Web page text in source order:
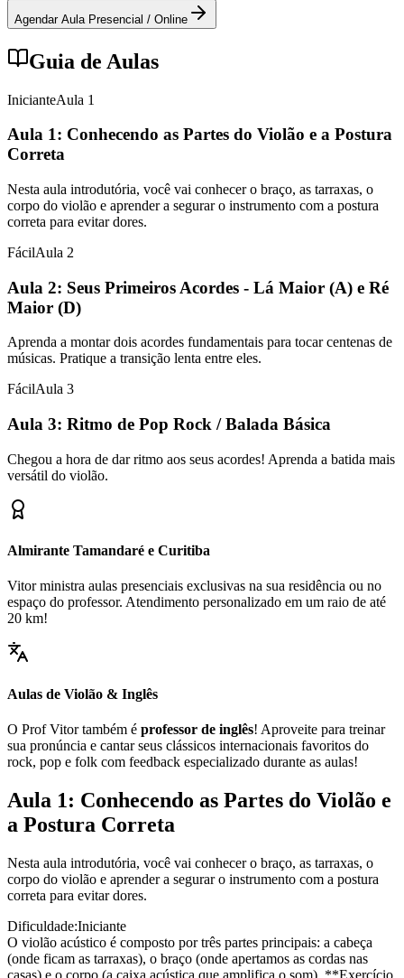
Agendar Aula Presencial / Online
Guia de Aulas
InicianteAula 1
Aula 1: Conhecendo as Partes do Violão e a Postura
Correta
Nesta aula introdutória, você vai conhecer o braço, as tarraxas, o
corpo do violão e aprender a segurar o instrumento com a postura
correta para evitar dores.
FácilAula 2
Aula 2: Seus Primeiros Acordes - Lá Maior (A) e Ré
Maior (D)
Aprenda a montar dois acordes fundamentais para tocar centenas de
músicas. Pratique a transição lenta entre eles.
FácilAula 3
Aula 3: Ritmo de Pop Rock / Balada Básica
Chegou a hora de dar ritmo aos seus acordes! Aprenda a batida mais
versátil do violão.
Almirante Tamandaré e Curitiba
Vitor ministra aulas presenciais exclusivas na sua residência ou no
espaço do professor. Atendimento personalizado em um raio de até
20 km!
Aulas de Violão & Inglês
O Prof Vitor também é professor de inglês! Aproveite para treinar
sua pronúncia e cantar seus clássicos internacionais favoritos do
rock, pop e folk com feedback especializado durante as aulas!
Aula 1: Conhecendo as Partes do Violão e
a Postura Correta
Nesta aula introdutória, você vai conhecer o braço, as tarraxas, o
corpo do violão e aprender a segurar o instrumento com a postura
correta para evitar dores.
Dificuldade:Iniciante
O violão acústico é composto por três partes principais: a cabeça
(onde ficam as tarraxas), o braço (onde apertamos as cordas nas
casas) e o corpo (a caixa acústica que amplifica o som). **Exercício